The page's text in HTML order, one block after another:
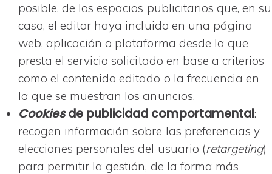
posible, de los espacios publicitarios que, en su
caso, el editor haya incluido en una página
web, aplicación o plataforma desde la que
presta el servicio solicitado en base a criterios
como el contenido editado o la frecuencia en
la que se muestran los anuncios.
Cookiesde publicidad comportamental:
recogen información sobre las preferencias y
elecciones personales del usuario (retargeting)
para permitir la gestión, de la forma más